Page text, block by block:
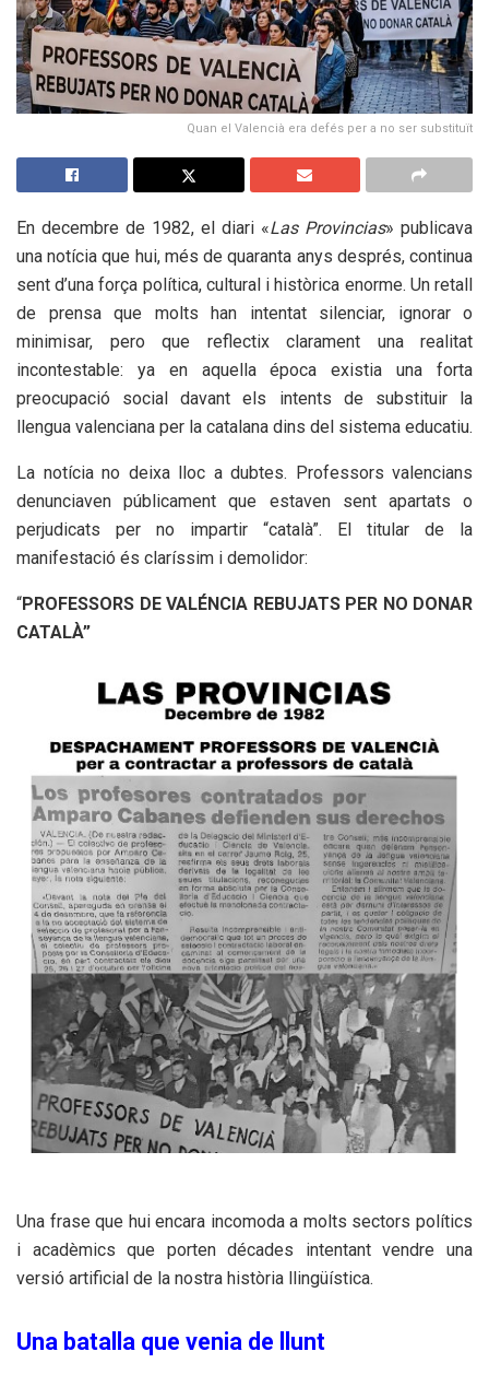
Quan el Valencià era defés per a no ser substituït
En decembre de 1982, el diari «Las Provincias» publicava
una notícia que hui, més de quaranta anys després, continua
sent d’una força política, cultural i històrica enorme. Un retall
de prensa que molts han intentat silenciar, ignorar o
minimisar, pero que reflectix clarament una realitat
incontestable: ya en aquella época existia una forta
preocupació social davant els intents de substituir la
llengua valenciana per la catalana dins del sistema educatiu.
La notícia no deixa lloc a dubtes. Professors valencians
denunciaven públicament que estaven sent apartats o
perjudicats per no impartir “català”. El titular de la
manifestació és claríssim i demolidor:
“PROFESSORS DE VALÉNCIA REBUJATS PER NO DONAR
CATALÀ”
Una frase que hui encara incomoda a molts sectors polítics
i acadèmics que porten décades intentant vendre una
versió artificial de la nostra història llingüística.
Una batalla que venia de llunt